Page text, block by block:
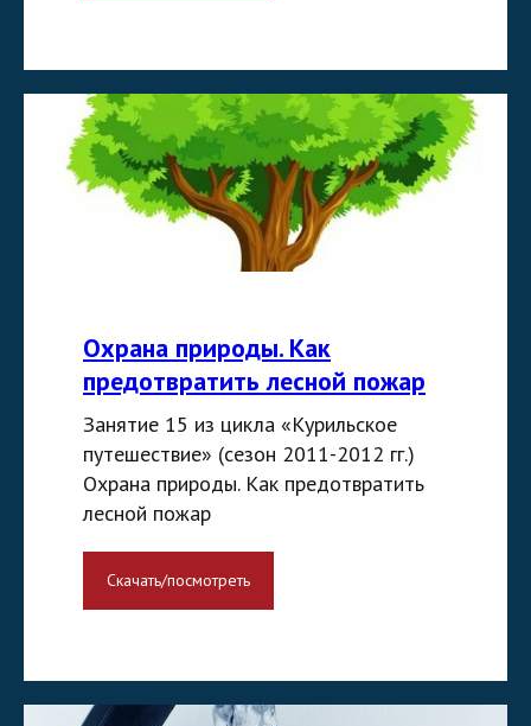
Охрана природы. Как
предотвратить лесной пожар
Занятие 15 из цикла «Курильское
путешествие» (сезон 2011-2012 гг.)
Охрана природы. Как предотвратить
лесной пожар
Скачать/посмотреть